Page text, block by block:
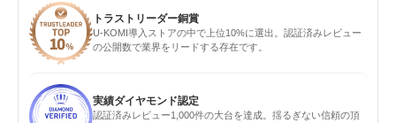
トラストリーダー銅賞
U-KOMI導入ストアの中で上位10%に選出。認証済みレビュー
の公開数で業界をリードする存在です。
実績ダイヤモンド認定
認証済みレビュー1,000件の大台を達成。揺るぎない信頼の頂